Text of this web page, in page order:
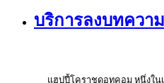
บริการลงบทควา
แฮปปี้โคราชดอทคอม หนึ่งใน